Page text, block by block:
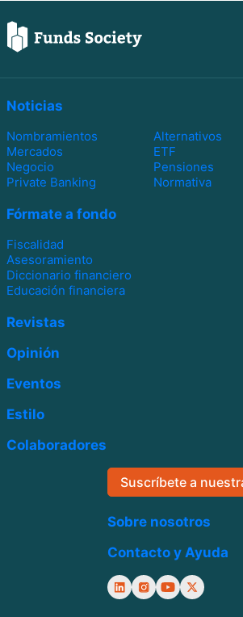
Noticias
Nombramientos
Alternativos
Mercados
ETF
Negocio
Pensiones
Private Banking
Normativa
Fórmate a fondo
Fiscalidad
Asesoramiento
Diccionario financiero
Educación financiera
Revistas
Opinión
Eventos
Estilo
Colaboradores
Suscríbete a
Sobre nosotros
Contacto y Ayuda